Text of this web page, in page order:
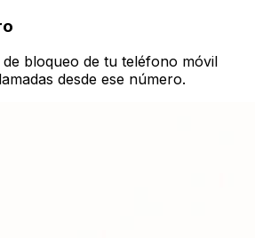
bloqueo de tu teléfono móvil
desde ese número.